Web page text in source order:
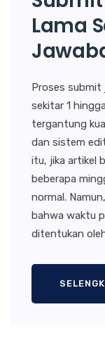
Lama
Proses submit
sekitar 1
tergantung
dan sistem
itu, jika artikel
beberapa
normal.
bahwa waktu
ditentukan